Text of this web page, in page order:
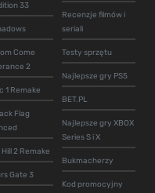
33
Come
2
1 Remake
Flag
2 Remake
Gate 3
Recenzje filmów i
seriali
Testy sprzętu
Najlepsze gry PS5
BET.PL
Najlepsze gry XBOX
Series S i X
Bukmacherzy
Kod promocyjny